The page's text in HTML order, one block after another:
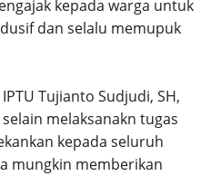
kepada warga untuk
dan selalu memupuk
Tujianto Sudjudi, SH,
melaksanakn tugas
kepada seluruh
mungkin memberikan